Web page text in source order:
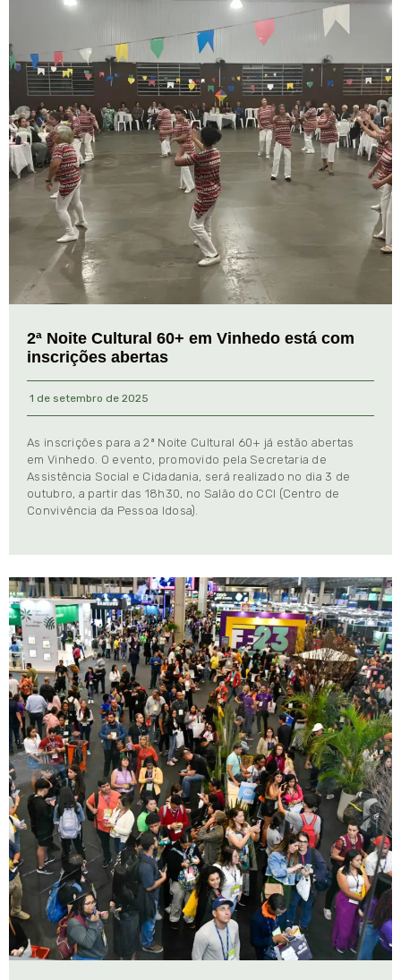
2ª Noite Cultural 60+ em Vinhedo está com
inscrições abertas
1 de setembro de 2025
As inscrições para a 2ª Noite Cultural 60+ já estão abertas
em Vinhedo. O evento, promovido pela Secretaria de
Assistência Social e Cidadania, será realizado no dia 3 de
outubro, a partir das 18h30, no Salão do CCI (Centro de
Convivência da Pessoa Idosa).